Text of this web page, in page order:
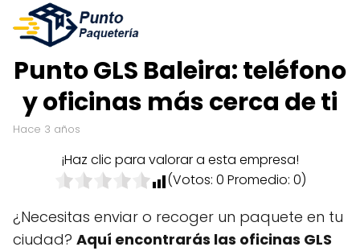
Punto GLS Baleira: teléfono
y oficinas más cerca de ti
hace 3 años
¡Haz clic para valorar a esta empresa!
(Votos: 0 Promedio: 0)
¿Necesitas enviar o recoger un paquete en tu
ciudad? Aquí encontrarás las oficinas GLS